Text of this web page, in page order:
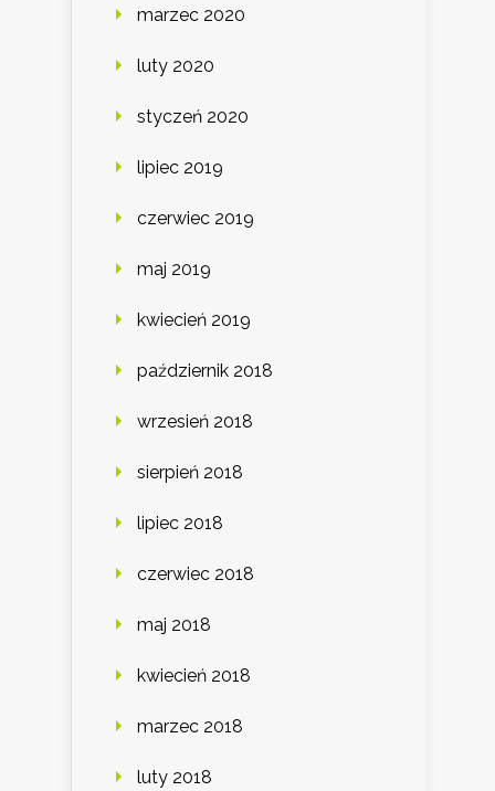
marzec 2020
luty 2020
styczeń 2020
lipiec 2019
czerwiec 2019
maj 2019
kwiecień 2019
październik 2018
wrzesień 2018
sierpień 2018
lipiec 2018
czerwiec 2018
maj 2018
kwiecień 2018
marzec 2018
luty 2018